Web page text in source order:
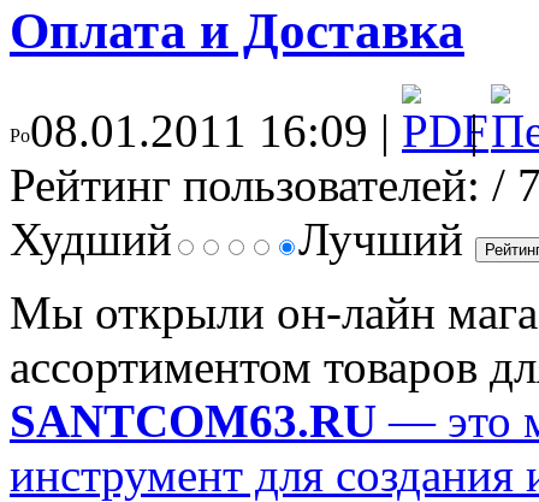
Оплата и Доставка
08.01.2011 16:09 |
|
Рейтинг пользователей: /
Худший
Лучший
Мы открыли он-лайн
ассортиментом товаров
SANTCOM63.RU — это
инструмент для